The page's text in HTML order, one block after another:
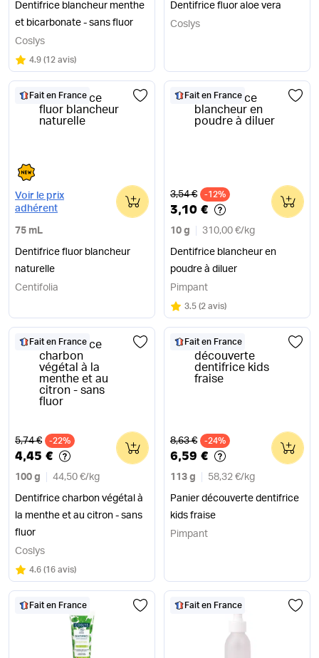
Dentifrice blancheur menthe
et bicarbonate - sans fluor
Coslys
Note
4.9 sur 5
(12 avis)
Dentifrice fluor aloe vera
Coslys
Fait en France
Voir le prix
adhérent
75 mL
Dentifrice fluor blancheur
naturelle
0
Centifolia
Fait en France
Ancien prix
3,54 € -12%
3,10 €
10 g 310,00 €/ kg
Dentifrice blancheur en
poudre à diluer
0
Pimpant
Note
3.5 sur 5
(2 avis)
Fait en France
Ancien prix
5,74 € -22%
4,45 €
100 g 44,50 €/ kg
Dentifrice charbon végétal à
la menthe et au citron - sans
fluor
0
Coslys
Note
4.6 sur 5
(16 avis)
Fait en France
Ancien prix
8,63 € -24%
6,59 €
113 g 58,32 €/ kg
Panier découverte dentifrice
kids fraise
0
Pimpant
Fait en France Fait en France